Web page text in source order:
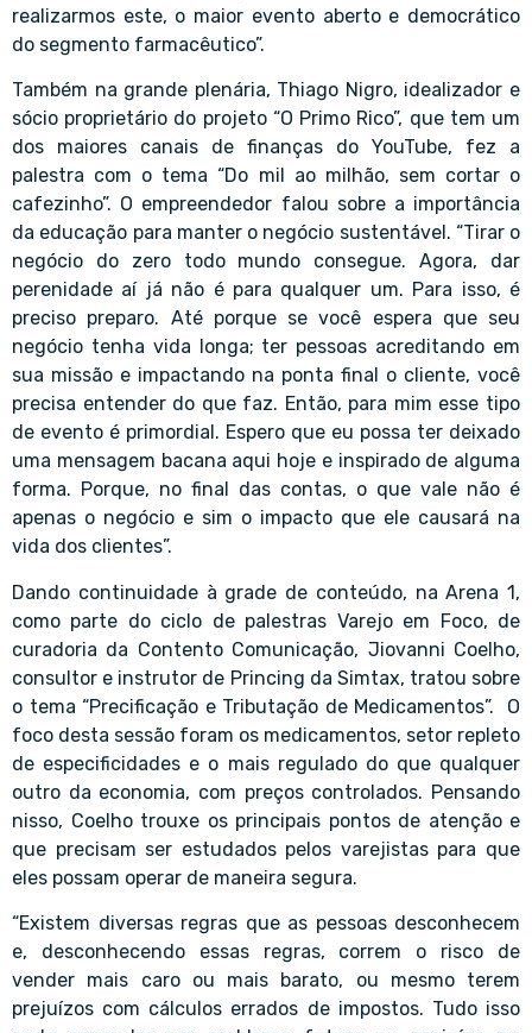
realizarmos este, o maior evento aberto e democrático
do segmento farmacêutico”.
Também na grande plenária, Thiago Nigro, idealizador e
sócio proprietário do projeto “O Primo Rico”, que tem um
dos maiores canais de finanças do YouTube, fez a
palestra com o tema “Do mil ao milhão, sem cortar o
cafezinho”. O empreendedor falou sobre a importância
da educação para manter o negócio sustentável. “Tirar o
negócio do zero todo mundo consegue. Agora, dar
perenidade aí já não é para qualquer um. Para isso, é
preciso preparo. Até porque se você espera que seu
negócio tenha vida longa; ter pessoas acreditando em
sua missão e impactando na ponta final o cliente, você
precisa entender do que faz. Então, para mim esse tipo
de evento é primordial. Espero que eu possa ter deixado
uma mensagem bacana aqui hoje e inspirado de alguma
forma. Porque, no final das contas, o que vale não é
apenas o negócio e sim o impacto que ele causará na
vida dos clientes”.
Dando continuidade à grade de conteúdo, na Arena 1,
como parte do ciclo de palestras Varejo em Foco, de
curadoria da Contento Comunicação, Jiovanni Coelho,
consultor e instrutor de Princing da Simtax, tratou sobre
o tema “Precificação e Tributação de Medicamentos”. O
foco desta sessão foram os medicamentos, setor repleto
de especificidades e o mais regulado do que qualquer
outro da economia, com preços controlados. Pensando
nisso, Coelho trouxe os principais pontos de atenção e
que precisam ser estudados pelos varejistas para que
eles possam operar de maneira segura.
“Existem diversas regras que as pessoas desconhecem
e, desconhecendo essas regras, correm o risco de
vender mais caro ou mais barato, ou mesmo terem
prejuízos com cálculos errados de impostos. Tudo isso